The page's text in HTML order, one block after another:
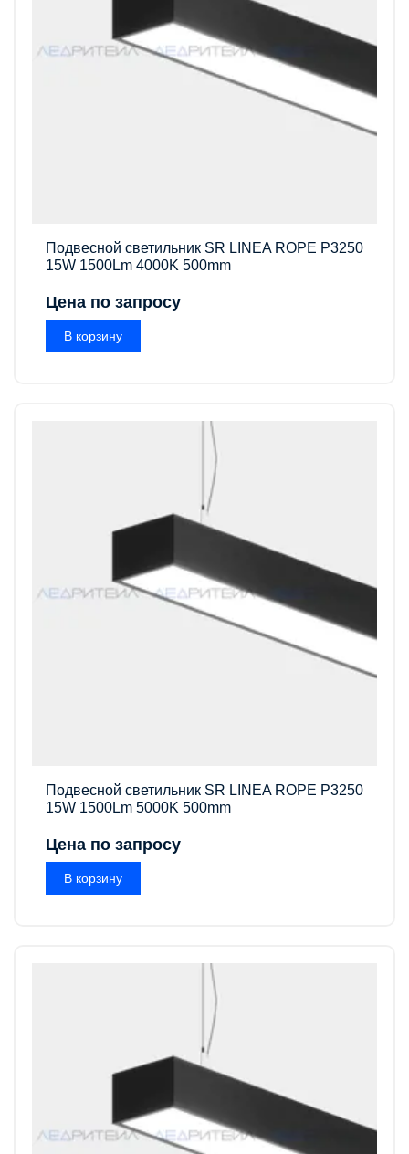
Подвесной светильник SR LINEA ROPE P3250
15W 1500Lm 4000K 500mm
Цена по запросу
В корзину
Подвесной светильник SR LINEA ROPE P3250
15W 1500Lm 5000K 500mm
Цена по запросу
В корзину